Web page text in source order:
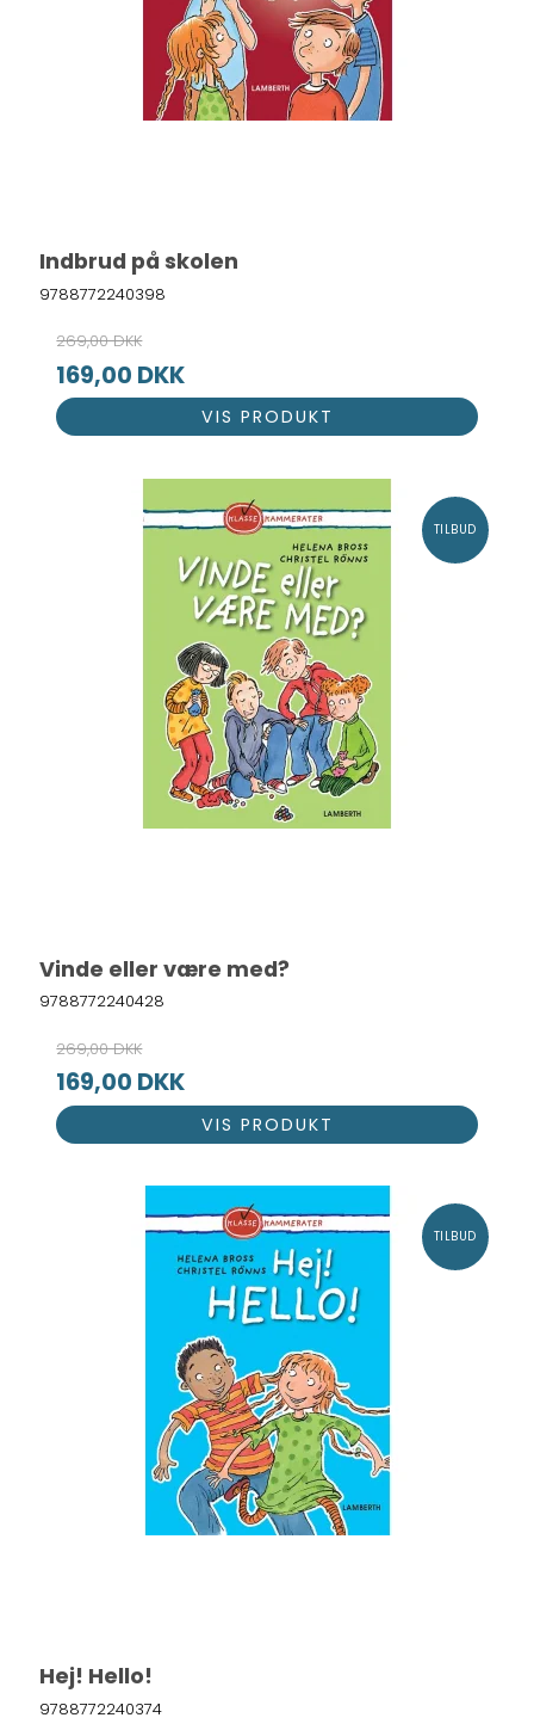
Indbrud på skolen
9788772240398
269,00 DKK
169,00 DKK
VIS PRODUKT
TILBUD
Vinde eller være med?
9788772240428
269,00 DKK
169,00 DKK
VIS PRODUKT
TILBUD
Hej! Hello!
9788772240374